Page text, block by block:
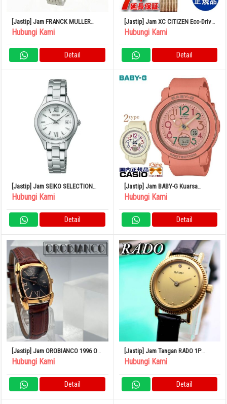
[Jastip] Jam FRANCK MULLER
Tono Curvex Intermedia 2251QZ
Hubungi Kami
Detail
[Jastip] Jam XC CITIZEN Eco-Drive
Official Japanese Product
Wristwatch EW2635-54A
Hubungi Kami
Detail
[Jastip] Jam SEIKO SELECTION
SWFH131 Radio Solar
Hubungi Kami
Detail
[Jastip] Jam BABY-G Kuarsa
Analog Digital Kronograf Terakota
BGA-290PA-4AJF
Hubungi Kami
Detail
[Jastip] Jam OROBIANCO 1996 OR-
0028N 500
Hubungi Kami
Detail
[Jastip] Jam Tangan RADO 1P
Diamond Round Gold 583
Hubungi Kami
Detail